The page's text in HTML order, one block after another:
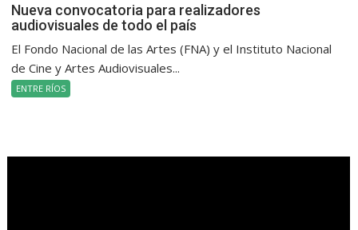
Nueva convocatoria para realizadores
audiovisuales de todo el país
El Fondo Nacional de las Artes (FNA) y el Instituto Nacional
de Cine y Artes Audiovisuales...
ENTRE RÍOS